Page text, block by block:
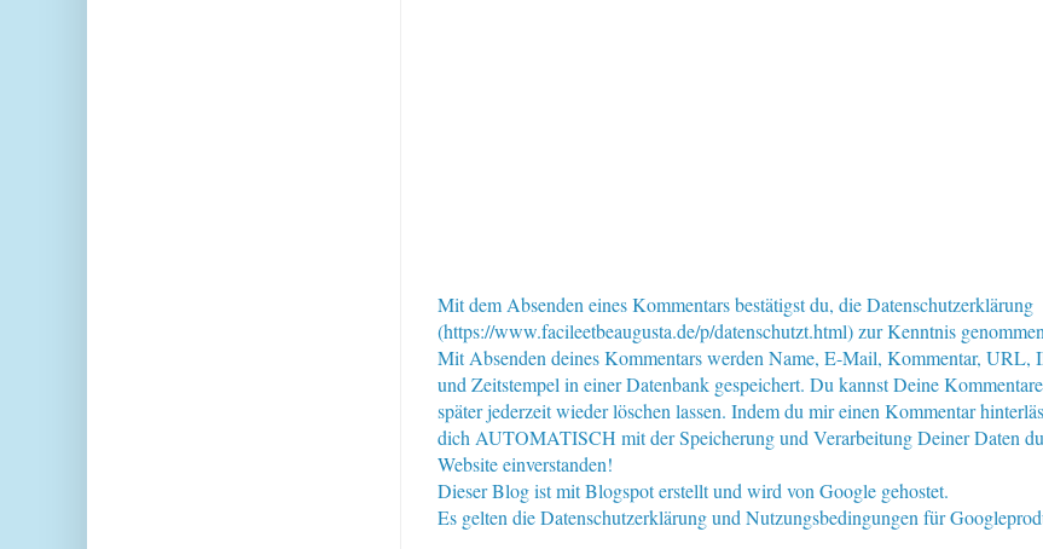
Mit dem Absenden eines Kommentars bestätigst du, die Datenschutzerklärung
(https://www.facileetbeaugusta.de/p/datenschutzt.html) zur Kenntnis
Mit Absenden deines Kommentars werden Name, E-Mail, Kommentar, URL,
und Zeitstempel in einer Datenbank gespeichert. Du kannst Deine
später jederzeit wieder löschen lassen. Indem du mir einen Kommentar
dich AUTOMATISCH mit der Speicherung und Verarbeitung Deiner Daten
Website einverstanden!
Dieser Blog ist mit Blogspot erstellt und wird von Google gehostet.
Es gelten die Datenschutzerklärung und Nutzungsbedingungen für